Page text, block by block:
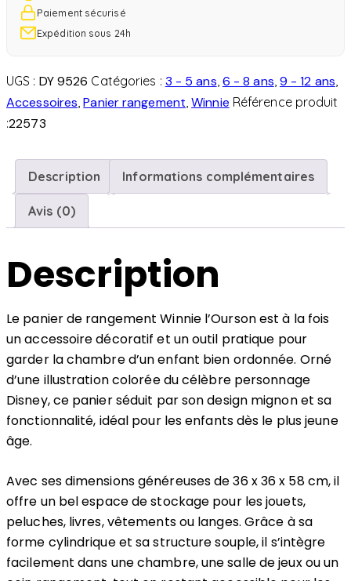
Paiement sécurisé
Expédition sous 24h
UGS : DY 9526 Catégories : 3 - 5 ans, 6 - 8 ans, 9 - 12 ans,
Accessoires,Panier rangement,Winnie Référence produit
:22573
Description Informations complémentaires
Avis (0)
Description
Le panier de rangement Winnie l’Ourson est à la fois
un accessoire décoratif et un outil pratique pour
garder la chambre d’un enfant bien ordonnée. Orné
d’une illustration colorée du célèbre personnage
Disney, ce panier séduit par son design mignon et sa
fonctionnalité, idéal pour les enfants dès le plus jeune
âge.
Avec ses dimensions généreuses de 36 x 36 x 58 cm, il
offre un bel espace de stockage pour les jouets,
peluches, livres, vêtements ou langes. Grâce à sa
forme cylindrique et sa structure souple, il s’intègre
facilement dans une chambre, une salle de jeux ou un